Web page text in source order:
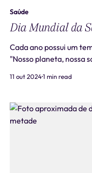
Saúde
Dia Mundial da
Cada ano possui um
"Nosso planeta, nossa
à alimentação de
11 out 20241 min read